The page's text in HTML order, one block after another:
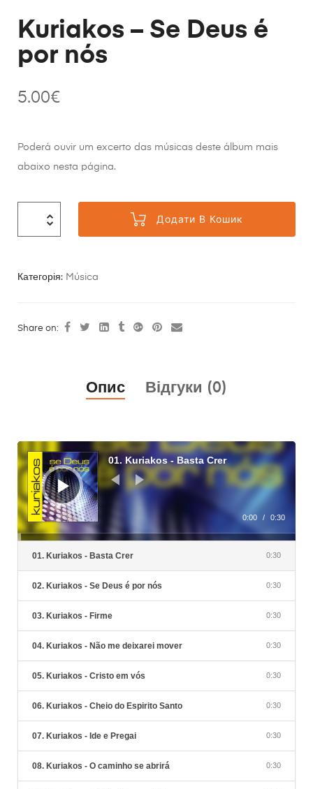
Kuriakos – Se Deus é
por nós
5.00€
Poderá ouvir um excerto das músicas deste álbum mais
abaixo nesta página.
Додати В Кошик
Категорія: Música
Share on:
Опис Відгуки (0)
Аудіопрогравач
01. Kuriakos - Basta Crer
0:00 / 0:30
01. Kuriakos - Basta Crer 0:30
02. Kuriakos - Se Deus é por nós 0:30
03. Kuriakos - Firme 0:30
04. Kuriakos - Não me deixarei mover 0:30
05. Kuriakos - Cristo em vós 0:30
06. Kuriakos - Cheio do Espirito Santo 0:30
07. Kuriakos - Ide e Pregai 0:30
08. Kuriakos - O caminho se abrirá 0:30